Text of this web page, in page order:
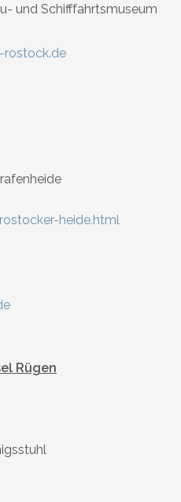
und Schifffahrtsmuseum
rostock.de
heide.html
Rügen